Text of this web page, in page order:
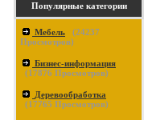
Популярные категории
Мебель (24237
Просмотров)
Бизнес-информация
(17876 Просмотров)
Деревообработка
(17765 Просмотров)